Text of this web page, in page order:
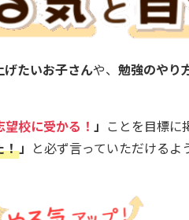
たいお子さんや、 勉強のやり
校に受かる！ 」 ことを目標に
！」 と必ず言っていただける